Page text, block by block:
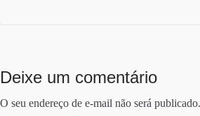
Deixe um comentário
O seu endereço de e-mail não será publicado.